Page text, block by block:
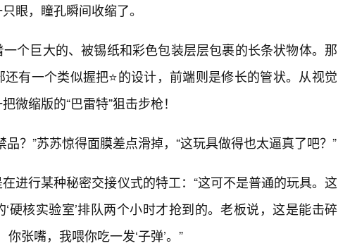
眼，瞳孔瞬间收缩了。
个巨大的、被锡纸和彩色包装层层包裹的长条状物体。那
有一个类似握把⭐的设计，前端则是修长的管状。从视觉
微缩版的“巴雷特”狙击步枪！
品？”苏苏惊得面膜差点滑掉，“这玩具做得也太逼真了吧？”
进行某种秘密交接仪式的特工：“这可不是普通的玩具。这
硬核实验室’排队两个小时才抢到的。老板说，这是能击碎
你张嘴，我喂你吃一发‘子弹’。”